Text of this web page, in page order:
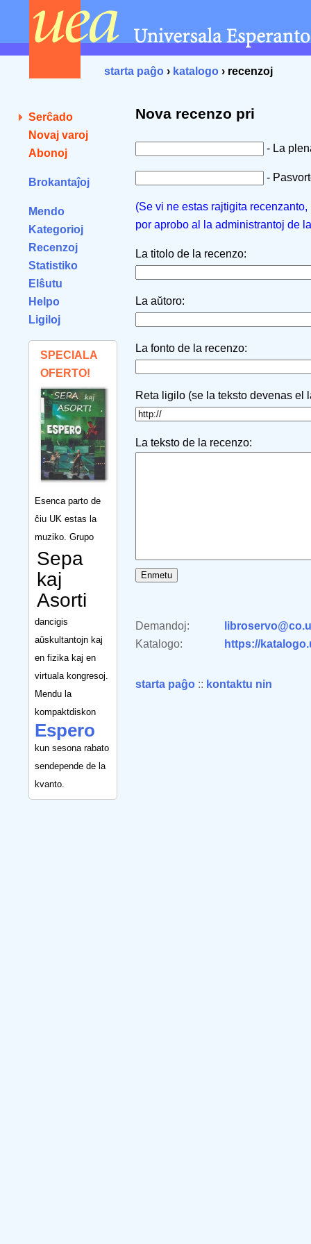
starta paĝo › katalogo › recenzoj
Serĉado
Novaj varoj
Abonoj
Brokantaĵoj
Mendo
Kategorioj
Recenzoj
Statistiko
Elŝutu
Helpo
Ligiloj
SPECIALA
OFERTO!
Esenca parto de
ĉiu UK estas la
muziko. Grupo
Sepa
kaj
Asorti
dancigis
aŭskultantojn kaj
en fizika kaj en
virtuala kongresoj.
Mendu la
kompaktdiskon
Espero
kun sesona rabato
sendepende de la
kvanto.
Nova recenzo pri
- La
-
(Se vi ne estas rajtigita
por aprobo al la administrantoj de
La titolo de la recenzo:
La aŭtoro:
La fonto de la recenzo:
Reta ligilo (se la teksto devenas el
La teksto de la recenzo:
Demandoj:
Katalogo:
https://
starta paĝo :: kontaktu nin